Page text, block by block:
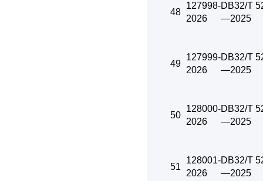
48
127998-
2026
DB32/T
—2025
49
127999-
2026
DB32/T
—2025
50
128000-
2026
DB32/T
—2025
51
128001-
2026
DB32/T
—2025